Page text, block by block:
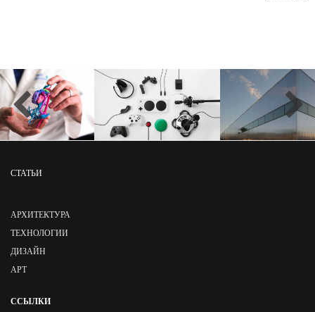
СТАТЬИ
АРХИТЕКТУРА
ТЕХНОЛОГИИ
ДИЗАЙН
АРТ
ССЫЛКИ